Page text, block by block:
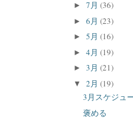
► 7月 (36)
► 6月 (23)
► 5月 (16)
► 4月 (19)
► 3月 (21)
▼ 2月 (19)
3月スケジュ
褒める